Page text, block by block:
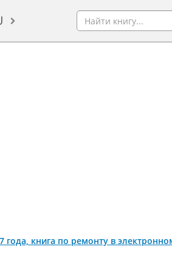
года, книга по ремонту в